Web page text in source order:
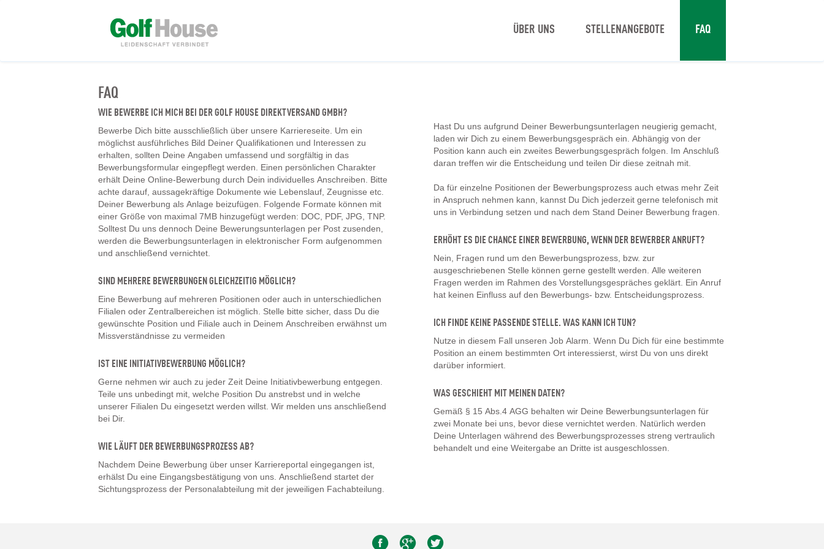
ÜBER UNS STELLENANGEBOTE FAQ
FAQ
WIE BEWERBE ICH MICH BEI DER GOLF HOUSE DIREKTVERSAND GMBH?
Bewerbe Dich bitte ausschließlich über unsere Karriereseite. Um ein
möglichst ausführliches Bild Deiner Qualifikationen und Interessen zu
erhalten, sollten Deine Angaben umfassend und sorgfältig in das
Bewerbungsformular eingepflegt werden. Einen persönlichen Charakter
erhält Deine Online-Bewerbung durch Dein individuelles Anschreiben. Bitte
achte darauf, aussagekräftige Dokumente wie Lebenslauf, Zeugnisse etc.
Deiner Bewerbung als Anlage beizufügen. Folgende Formate können mit
einer Größe von maximal 7MB hinzugefügt werden: DOC, PDF, JPG, TNP.
Solltest Du uns dennoch Deine Bewerungsunterlagen per Post zusenden,
werden die Bewerbungsunterlagen in elektronischer Form aufgenommen
und anschließend vernichtet.
SIND MEHRERE BEWERBUNGEN GLEICHZEITIG MÖGLICH?
Eine Bewerbung auf mehreren Positionen oder auch in unterschiedlichen
Filialen oder Zentralbereichen ist möglich. Stelle bitte sicher, dass Du die
gewünschte Position und Filiale auch in Deinem Anschreiben erwähnst um
Missverständnisse zu vermeiden
IST EINE INITIATIVBEWERBUNG MÖGLICH?
Gerne nehmen wir auch zu jeder Zeit Deine Initiativbewerbung entgegen.
Teile uns unbedingt mit, welche Position Du anstrebst und in welche
unserer Filialen Du eingesetzt werden willst. Wir melden uns anschließend
bei Dir.
WIE LÄUFT DER BEWERBUNGSPROZESS AB?
Nachdem Deine Bewerbung über unser Karriereportal eingegangen ist,
erhälst Du eine Eingangsbestätigung von uns. Anschließend startet der
Sichtungsprozess der Personalabteilung mit der jeweiligen Fachabteilung.
Hast Du uns aufgrund Deiner Bewerbungsunterlagen neugierig gemacht,
laden wir Dich zu einem Bewerbungsgespräch ein. Abhängig von der
Position kann auch ein zweites Bewerbungsgespräch folgen. Im Anschluß
daran treffen wir die Entscheidung und teilen Dir diese zeitnah mit.
Da für einzelne Positionen der Bewerbungsprozess auch etwas mehr Zeit
in Anspruch nehmen kann, kannst Du Dich jederzeit gerne telefonisch mit
uns in Verbindung setzen und nach dem Stand Deiner Bewerbung fragen.
ERHÖHT ES DIE CHANCE EINER BEWERBUNG, WENN DER BEWERBER ANRUFT?
Nein, Fragen rund um den Bewerbungsprozess, bzw. zur
ausgeschriebenen Stelle können gerne gestellt werden. Alle weiteren
Fragen werden im Rahmen des Vorstellungsgespräches geklärt. Ein Anruf
hat keinen Einfluss auf den Bewerbungs- bzw. Entscheidungsprozess.
ICH FINDE KEINE PASSENDE STELLE. WAS KANN ICH TUN?
Nutze in diesem Fall unseren Job Alarm. Wenn Du Dich für eine bestimmte
Position an einem bestimmten Ort interessierst, wirst Du von uns direkt
darüber informiert.
WAS GESCHIEHT MIT MEINEN DATEN?
Gemäß § 15 Abs.4 AGG behalten wir Deine Bewerbungsunterlagen für
zwei Monate bei uns, bevor diese vernichtet werden. Natürlich werden
Deine Unterlagen während des Bewerbungsprozesses streng vertraulich
behandelt und eine Weitergabe an Dritte ist ausgeschlossen.